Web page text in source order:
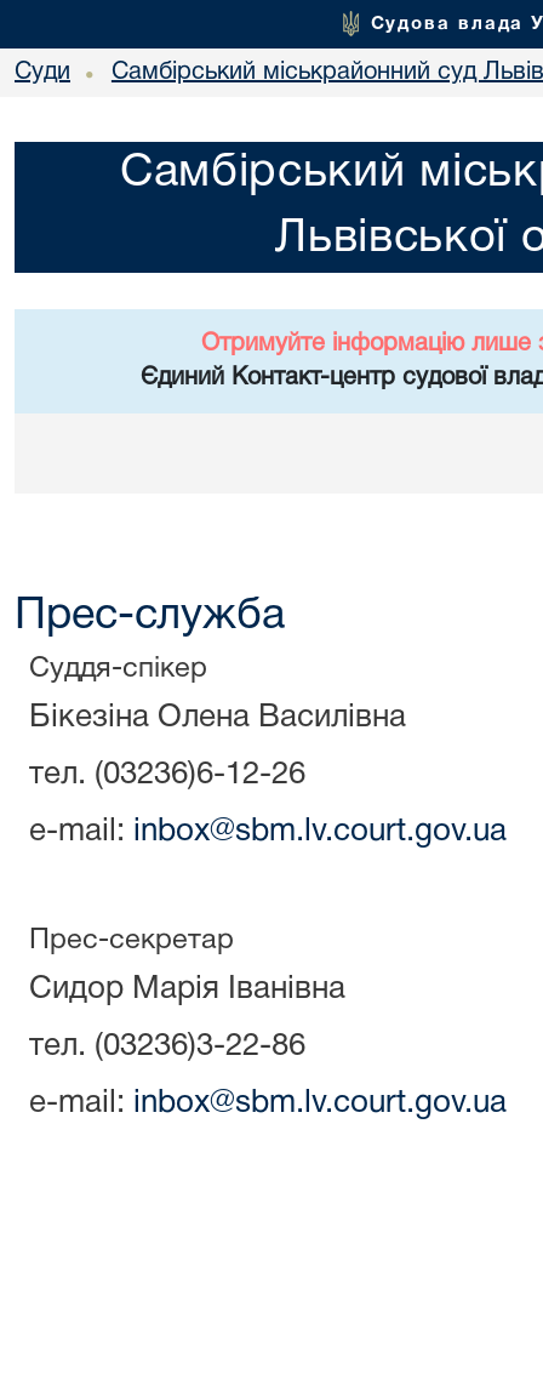
Судова влада
Суди • Самбірський міськрайонний суд
Самбірський
Львівської
Отримуйте інформацію лише
Єдиний Контакт-центр судової
Прес-служба
Суддя-спікер
Бікезіна Олена Василівна
тел. (03236)6-12-26
e-mail: inbox@sbm.lv.court.gov.ua
Прес-секретар
Сидор Марія Іванівна
тел. (03236)3-22-86
e-mail: inbox@sbm.lv.court.gov.ua